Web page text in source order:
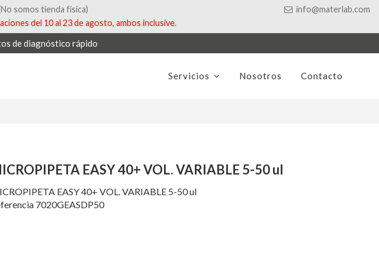
somos tienda física)
del 10 al 23 de agosto, ambos inclusive.
info@materlab.com
de diagnóstico rápido
Servicios Nosotros Contacto
EASY 40+ VOL. VARIABLE 5-50 ul
EASY 40+ VOL. VARIABLE 5-50 ul
7020GEASDP50